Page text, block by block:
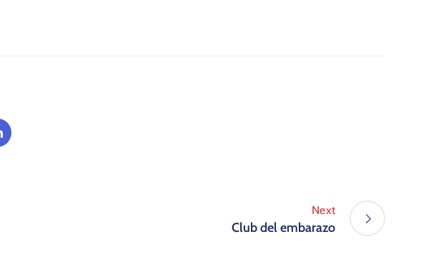
Next
Club del embarazo